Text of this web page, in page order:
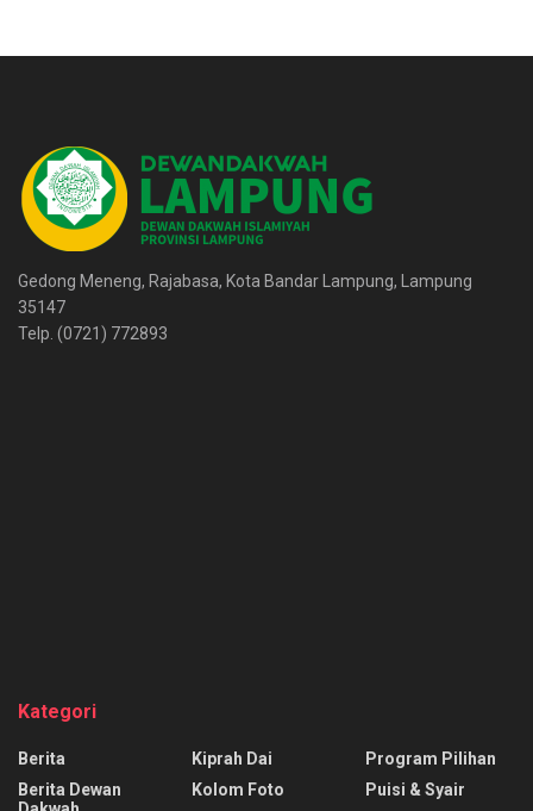
Gedong Meneng, Rajabasa, Kota Bandar Lampung, Lampung
35147
Telp. (0721) 772893
Kategori
Berita
Berita Dewan
Kiprah Dai
Kolom Foto
Program Pilihan
Puisi & Syair